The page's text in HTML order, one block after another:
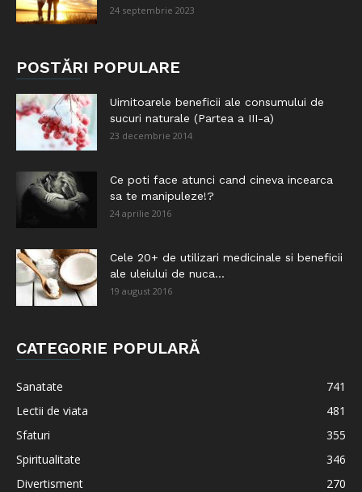
24 septembrie 2023
POSTĂRI POPULARE
Uimitoarele beneficii ale consumului de
sucuri naturale (Partea a III-a)
23 decembrie 2014
Ce poti face atunci cand cineva incearca
sa te manipuleze!?
24 aprilie 2016
Cele 20+ de utilizari medicinale si beneficii
ale uleiului de nuca...
19 august 2016
CATEGORIE POPULARĂ
Sanatate
741
Lectii de viata
481
Sfaturi
355
Spiritualitate
346
Divertisment
270